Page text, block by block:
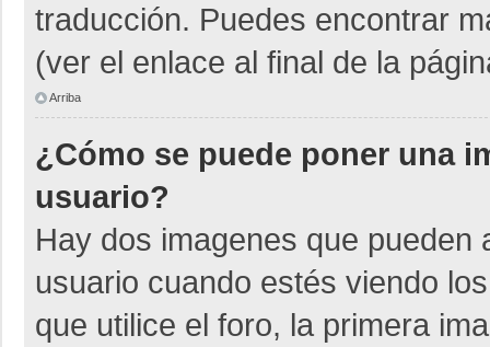
traducción. Puedes encontrar
(ver el enlace al final de la
Arriba
¿Cómo se puede poner una
usuario?
Hay dos imagenes que
usuario cuando estés viendo
que utilice el foro, la primera